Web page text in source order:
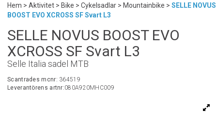
Hem>Aktivitet>Bike>Cykelsadlar>Mountainbike>SELLE NOVUS
BOOST EVO XCROSS SF Svart L3
SELLE NOVUS BOOST EVO
XCROSS SF Svart L3
Selle Italia sadel MTB
Scantrades mcnr: 364519
Leverantörens artnr:080A920MHC009